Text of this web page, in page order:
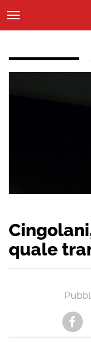
quale